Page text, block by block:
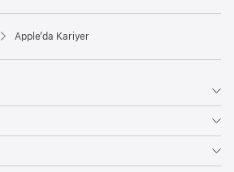
Apple’da Kariyer